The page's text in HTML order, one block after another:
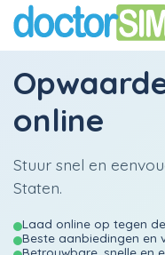
online
Stuur snel en
Staten.
Laad online op tegen
Beste aanbiedingen en
Betrouwbare, snelle en